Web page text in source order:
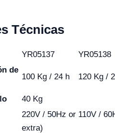
Técnicas
YR05137
YR05138
de
100 Kg / 24 h 120 Kg /
40 Kg
220V / 50Hz or 110V /
extra)